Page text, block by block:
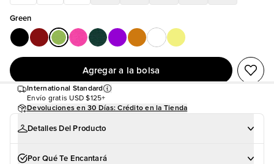
Green
Agregar a la bolsa
International Standard
Envío gratis USD $125+
Devoluciones en 30 Días: Crédito en la Tienda
Detalles Del Producto
Por Qué Te Encantará